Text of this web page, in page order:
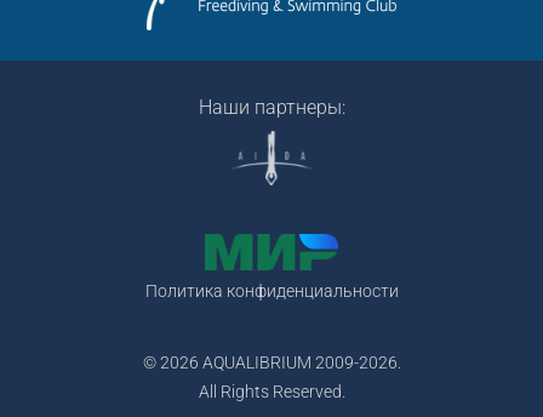
Наши партнеры:
Политика конфиденциальности
© 2026 AQUALIBRIUM 2009-2026.
All Rights Reserved.